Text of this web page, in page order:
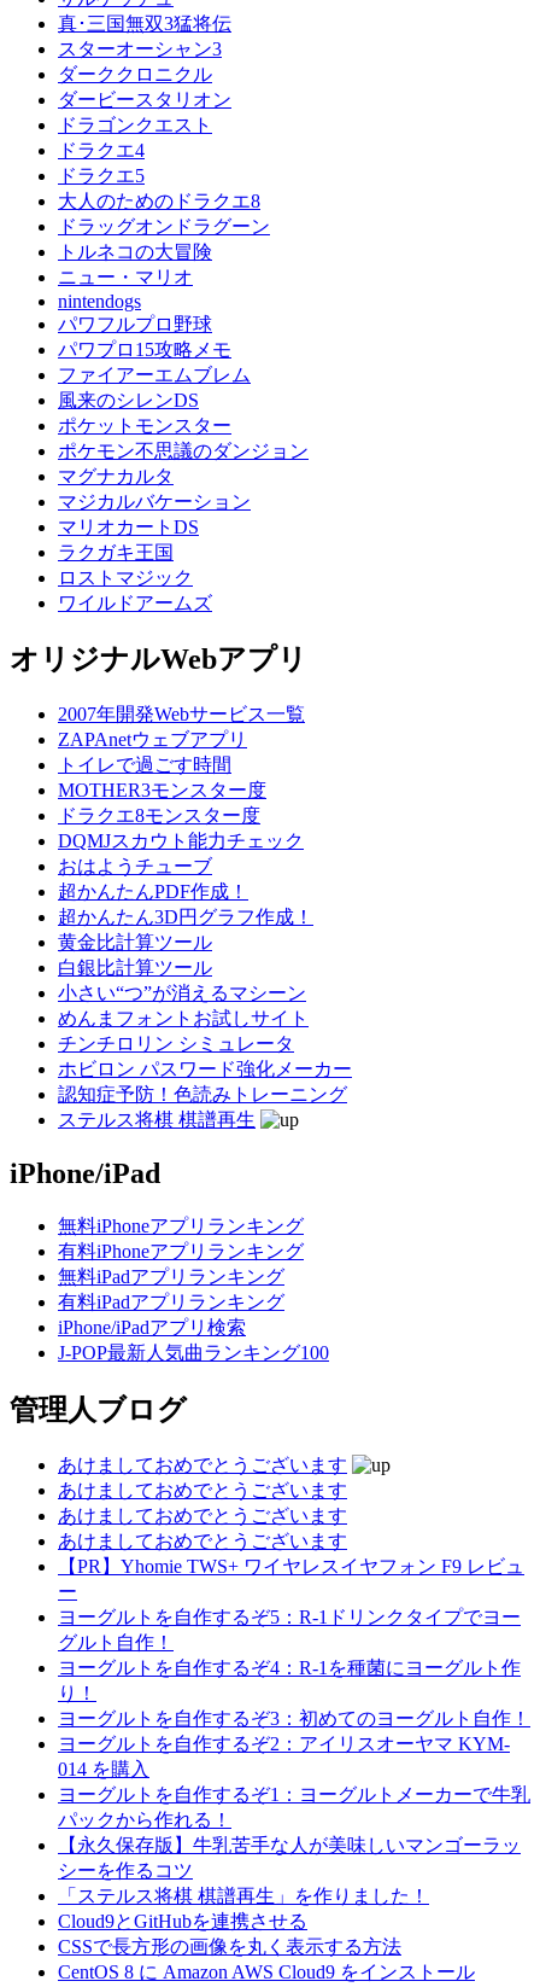
真･三国無双3猛将伝
スターオーシャン3
ダーククロニクル
ダービースタリオン
ドラゴンクエスト
ドラクエ4
ドラクエ5
大人のためのドラクエ8
ドラッグオンドラグーン
トルネコの大冒険
ニュー・マリオ
nintendogs
パワフルプロ野球
パワプロ15攻略メモ
ファイアーエムブレム
風来のシレンDS
ポケットモンスター
ポケモン不思議のダンジョン
マグナカルタ
マジカルバケーション
マリオカートDS
ラクガキ王国
ロストマジック
ワイルドアームズ
オリジナルWebアプリ
2007年開発Webサービス一覧
ZAPAnetウェブアプリ
トイレで過ごす時間
MOTHER3モンスター度
ドラクエ8モンスター度
DQMJスカウト能力チェック
おはようチューブ
超かんたんPDF作成！
超かんたん3D円グラフ作成！
黄金比計算ツール
白銀比計算ツール
小さい“つ”が消えるマシーン
めんまフォントお試しサイト
チンチロリン シミュレータ
ホビロン パスワード強化メーカー
認知症予防！色読みトレーニング
ステルス将棋 棋譜再生
iPhone/iPad
無料iPhoneアプリランキング
有料iPhoneアプリランキング
無料iPadアプリランキング
有料iPadアプリランキング
iPhone/iPadアプリ検索
J-POP最新人気曲ランキング100
管理人ブログ
あけましておめでとうございます
あけましておめでとうございます
あけましておめでとうございます
あけましておめでとうございます
【PR】Yhomie TWS+ ワイヤレスイヤフォン F9 レビュ
ー
ヨーグルトを自作するぞ5：R-1ドリンクタイプでヨー
グルト自作！
ヨーグルトを自作するぞ4：R-1を種菌にヨーグルト作
り！
ヨーグルトを自作するぞ3：初めてのヨーグルト自作！
ヨーグルトを自作するぞ2：アイリスオーヤマ KYM-
014 を購入
ヨーグルトを自作するぞ1：ヨーグルトメーカーで牛乳
パックから作れる！
【永久保存版】牛乳苦手な人が美味しいマンゴーラッ
シーを作るコツ
「ステルス将棋 棋譜再生」を作りました！
Cloud9とGitHubを連携させる
CSSで長方形の画像を丸く表示する方法
CentOS 8 に Amazon AWS Cloud9 をインストール